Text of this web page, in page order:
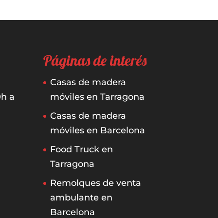
a
Páginas de interés
Casas de madera
móviles en Tarragona
Casas de madera
móviles en Barcelona
Food Truck en
Tarragona
Remolques de venta
ambulante en
Barcelona